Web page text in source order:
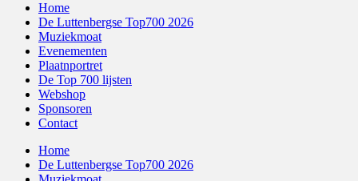
Home
De Luttenbergse Top700 2026
Muziekmoat
Evenementen
Plaatnportret
De Top 700 lijsten
Webshop
Sponsoren
Contact
Home
De Luttenbergse Top700 2026